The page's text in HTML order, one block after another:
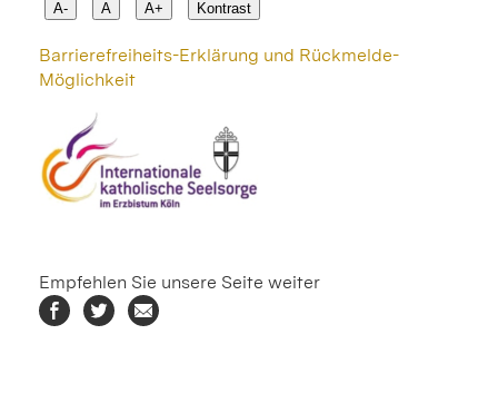
A- A A+ Kontrast
Barrierefreiheits-Erklärung und Rückmelde-
Möglichkeit
Empfehlen Sie unsere Seite weiter